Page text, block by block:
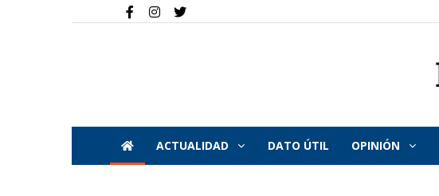
ACTUALIDAD DATO ÚTIL OPINIÓN